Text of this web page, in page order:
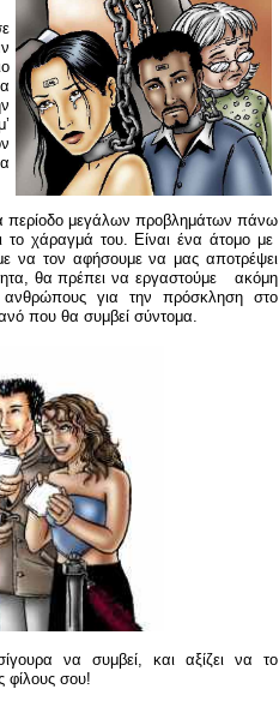
περίοδο μεγάλων προβλημάτων πάνω
το χάραγμά του. Είναι ένα άτομο με
να τον αφήσουμε να μας αποτρέψει
θα πρέπει να εργαστούμε ακόμη
για την πρόσκληση στο
που θα συμβεί σύντομα.
να συμβεί, και αξίζει να το
φίλους σου!